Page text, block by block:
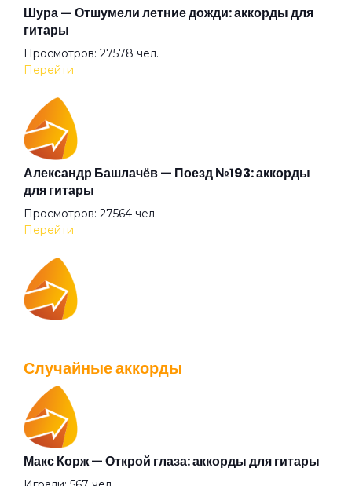
Золотое пятно
Иван человеков
Идиллия
К Элоизе
Казанова
Квадратные глаза
Князь тишины
Колёса любви
Шура — Отшумели летние дожди: аккорды для
гитары
Просмотров: 27578 чел.
Перейти
Александр Башлачёв — Поезд №193: аккорды
для гитары
Просмотров: 27564 чел.
Перейти
Перейти
Валентин Стрыкало — Gay porn: аккорды для
Случайные аккорды
Макс Корж — Открой глаза: аккорды для гитары